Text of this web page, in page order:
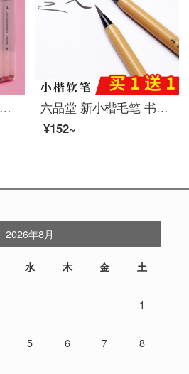
得力 马克笔套装学生水彩笔48色手绘美术设计 双头油性记号笔80色动漫绘画笔 可水洗马克笔24色
六品堂 新小楷毛笔 书法抄经钢笔式软笔小号毛笔练字软头笔可加墨毛笔 成人特细水性书画小楷软头秀丽笔 软笔1支【买1含1、买2共4支再含填充墨水30g】
¥152~
2026年8月
水 木 金 土
1
5 6 7 8